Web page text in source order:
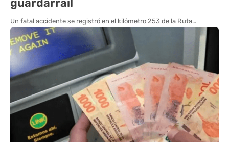
Un fatal accidente se registró en el kilómetro 253 de la Ruta…